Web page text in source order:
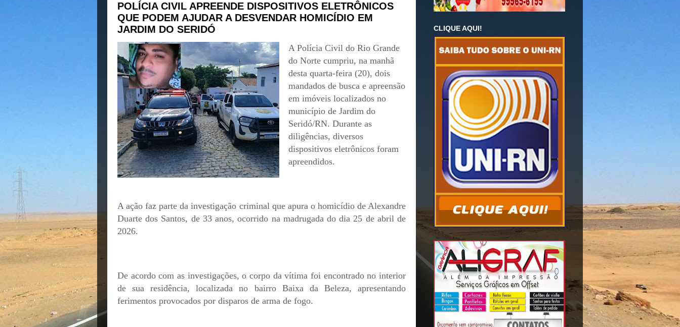
POLÍCIA CIVIL APREENDE DISPOSITIVOS ELETRÔNICOS
QUE PODEM AJUDAR A DESVENDAR HOMICÍDIO EM
JARDIM DO SERIDÓ
A Polícia Civil do Rio Grande
do Norte cumpriu, na manhã
desta quarta-feira (20), dois
mandados de busca e apreensão
em imóveis localizados no
município de Jardim do
Seridó/RN. Durante as
diligências, diversos
dispositivos eletrônicos foram
apreendidos.
A ação faz parte da investigação criminal que apura o homicídio de Alexandre
Duarte dos Santos, de 33 anos, ocorrido na madrugada do dia 25 de abril de
2026.
De acordo com as investigações, o corpo da vítima foi encontrado no interior
de sua residência, localizada no bairro Baixa da Beleza, apresentando
ferimentos provocados por disparos de arma de fogo.
CLIQUE AQUI!